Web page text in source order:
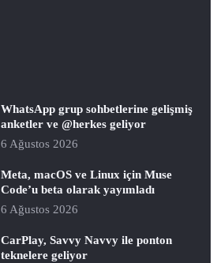
WhatsApp grup sohbetlerine gelişmiş
anketler ve @herkes geliyor
6 Ağustos 2026
Meta, macOS ve Linux için Muse
Code’u beta olarak yayımladı
6 Ağustos 2026
CarPlay, Savvy Navvy ile ponton
teknelere geliyor